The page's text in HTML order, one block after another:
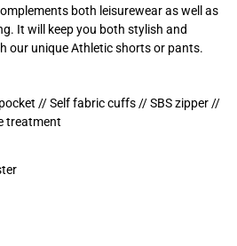
both leisurewear as well as
It will keep you both stylish and
our unique Athletic shorts or pants.
// Self fabric cuffs // SBS zipper //
treatment